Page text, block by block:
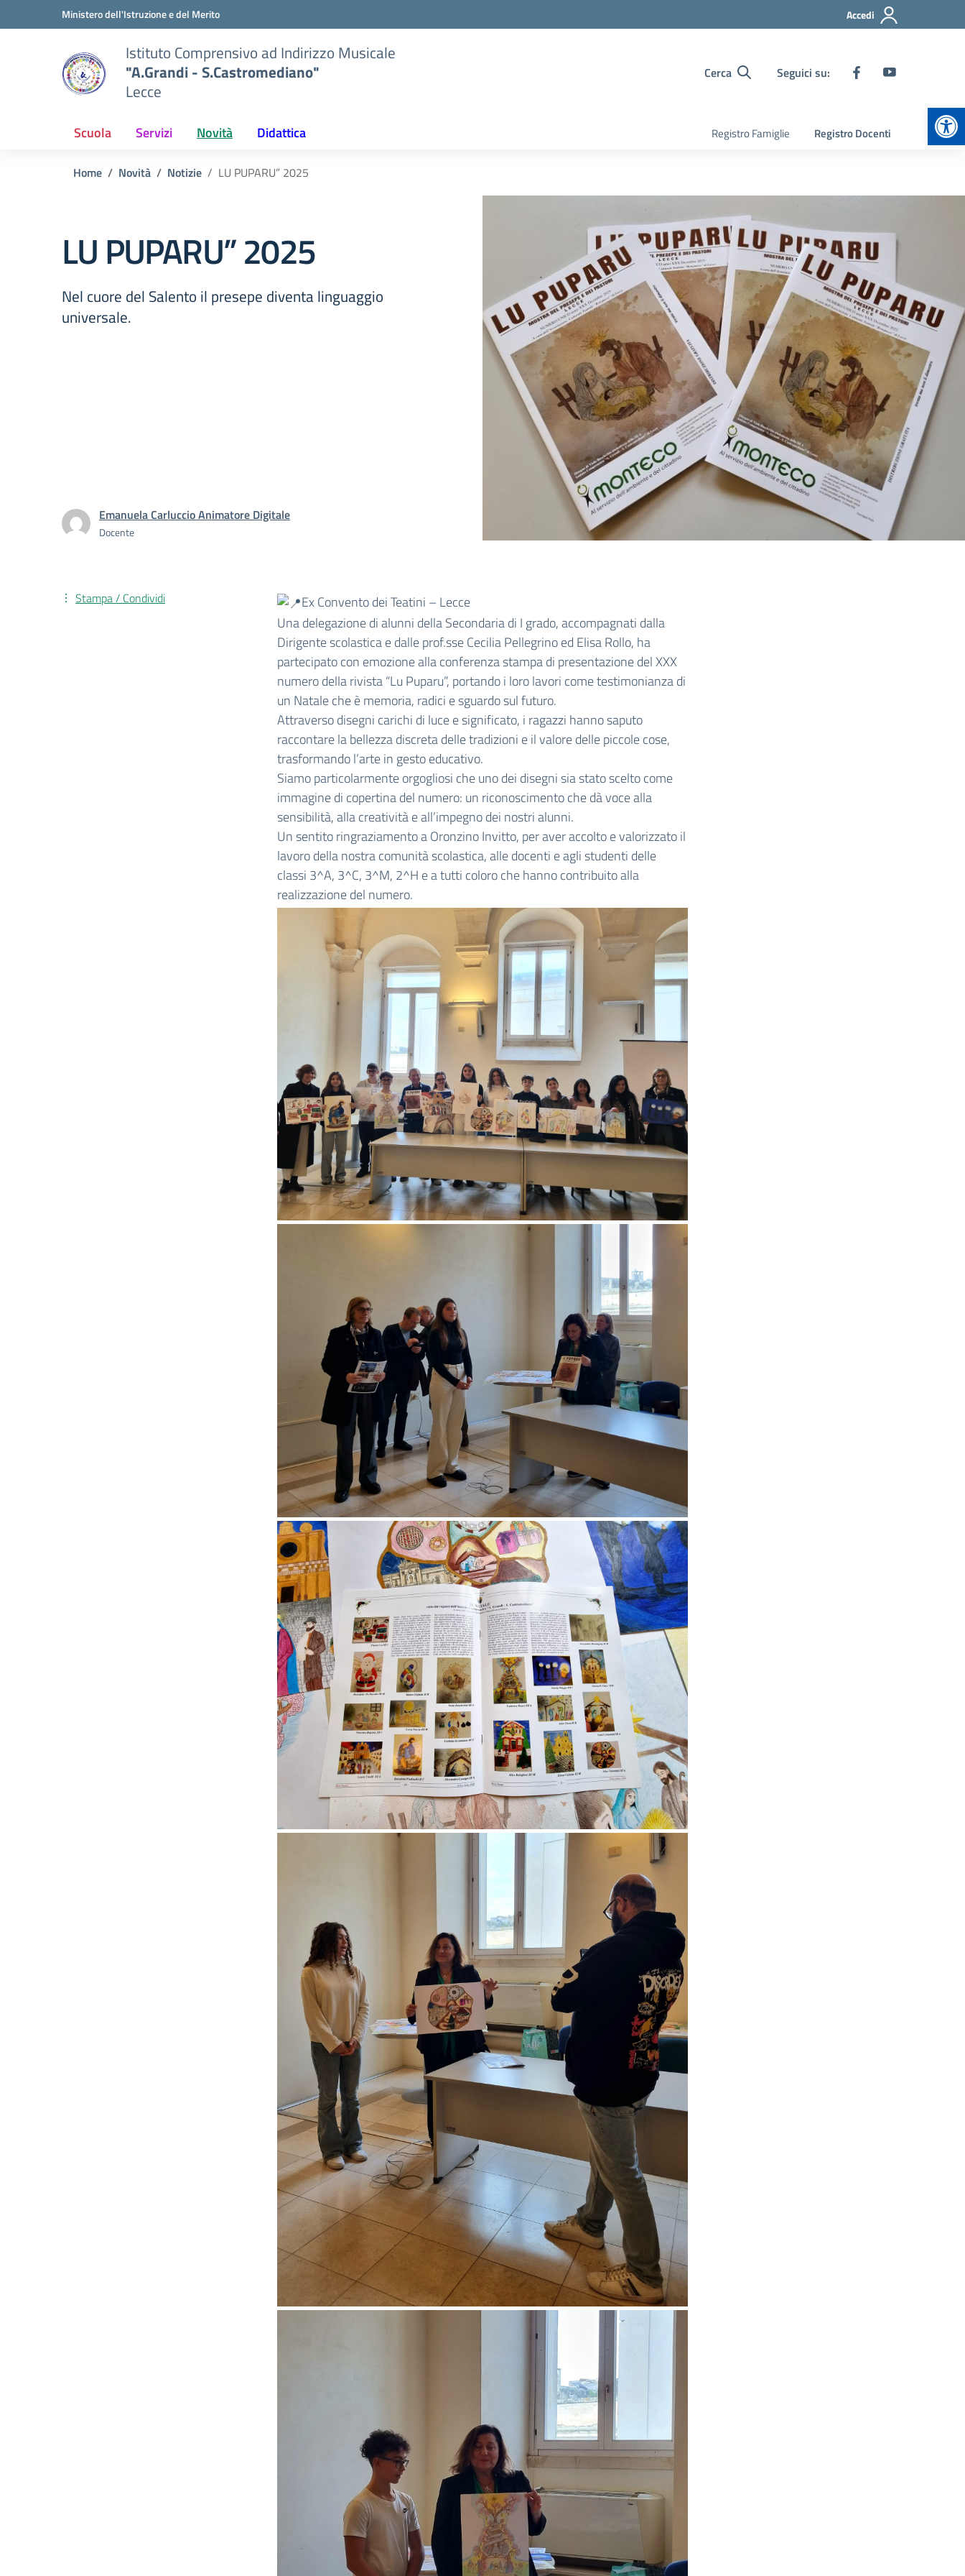
Vai ai contenuti
Vai al menu di navigazioneMinistero dell'Istruzione e del Merito Accedi
Istituto Comprensivo ad Indirizzo Musicale
"A.Grandi - S.Castromediano"
Lecce
Cerca Seguici su:
Scuola Servizi Novità Didattica Registro Famiglie Registro Docenti
Home Novità Notizie LU PUPARU” 2025
LU PUPARU” 2025
Nel cuore del Salento il presepe diventa linguaggio
universale.
Emanuela Carluccio Animatore Digitale
Docente
Ex Convento dei Teatini – Lecce
Una delegazione di alunni della Secondaria di I grado, accompagnati dalla
Dirigente scolastica e dalle prof.sse Cecilia Pellegrino ed Elisa Rollo, ha
partecipato con emozione alla conferenza stampa di presentazione del XXX
numero della rivista “Lu Puparu”, portando i loro lavori come testimonianza di
un Natale che è memoria, radici e sguardo sul futuro.
Attraverso disegni carichi di luce e significato, i ragazzi hanno saputo
raccontare la bellezza discreta delle tradizioni e il valore delle piccole cose,
trasformando l’arte in gesto educativo.
Siamo particolarmente orgogliosi che uno dei disegni sia stato scelto come
immagine di copertina del numero: un riconoscimento che dà voce alla
sensibilità, alla creatività e all’impegno dei nostri alunni.
Un sentito ringraziamento a Oronzino Invitto, per aver accolto e valorizzato il
lavoro della nostra comunità scolastica, alle docenti e agli studenti delle
classi 3^A, 3^C, 3^M, 2^H e a tutti coloro che hanno contribuito alla
realizzazione del numero.
Stampa / Condividi